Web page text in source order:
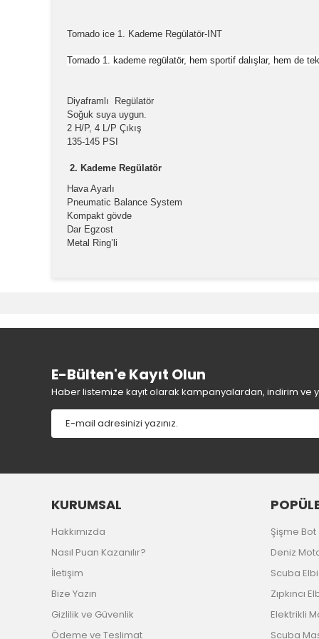
Tornado ice 1. Kademe Regülatör-INT
Tornado 1. kademe regülatör, hem sportif dalışlar, hem de
Diyaframlı Regülatör
Soğuk suya uygun.
2 H/P, 4 L/P Çıkış
135-145 PSI
2. Kademe Regülatör
Hava Ayarlı
Pneumatic Balance System
Kompakt gövde
Dar Egzost
Metal Ring’li
Ürün resmi kalitesiz, bozuk veya görüntülenemiyor.
Ürün bilgilerinde hatalar bulunuyor.
Ürün fiyatı diğer sitelerden daha pahalı.
Bu ürüne benzer farklı alternatifler olmalı.
E-Bülten'e Kayıt Olun
Haber listemize kayıt olarak kampanyalardan, indirim ve
KURUMSAL
Hakkımızda
Nasıl Puan Kazanılır?
İletişim
Bize Yazın
Gizlilik ve Güvenlik
Ödeme ve Teslimat
Şişme Bot
Deniz
Scuba
Zıpkıncı
Elektrikli
Scuba